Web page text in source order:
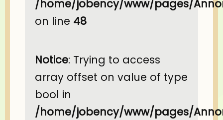
/home/jobency/www/pages/
on line 48
Notice: Trying to access
array offset on value of type
bool in
/home/jobency/www/pages/